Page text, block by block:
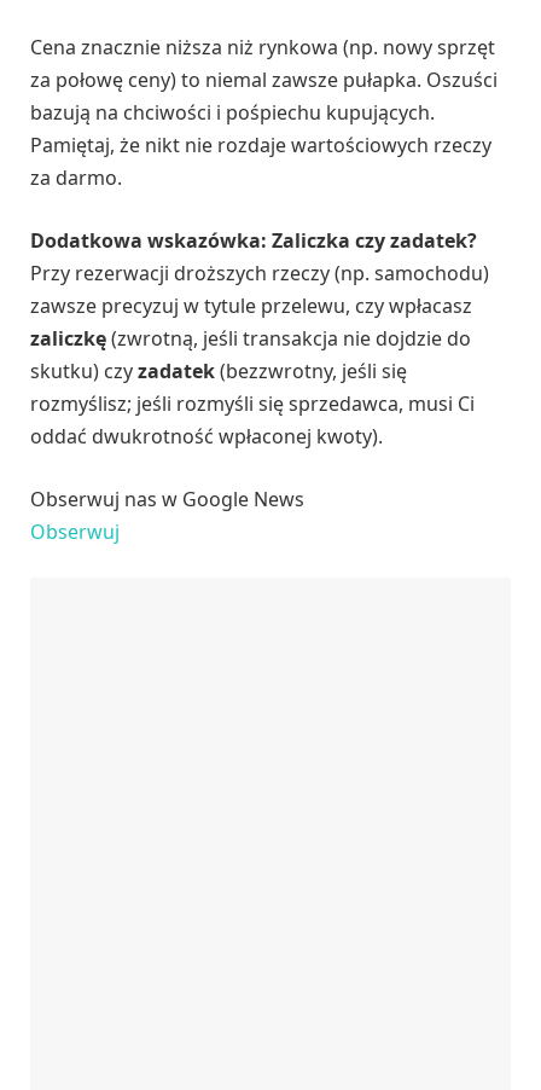
Cena znacznie niższa niż rynkowa (np. nowy sprzęt
za połowę ceny) to niemal zawsze pułapka. Oszuści
bazują na chciwości i pośpiechu kupujących.
Pamiętaj, że nikt nie rozdaje wartościowych rzeczy
za darmo.
Dodatkowa wskazówka: Zaliczka czy zadatek?
Przy rezerwacji droższych rzeczy (np. samochodu)
zawsze precyzuj w tytule przelewu, czy wpłacasz
zaliczkę(zwrotną, jeśli transakcja nie dojdzie do
skutku) czyzadatek(bezzwrotny, jeśli się
rozmyślisz; jeśli rozmyśli się sprzedawca, musi Ci
oddać dwukrotność wpłaconej kwoty).
Obserwuj nas w Google News
Obserwuj